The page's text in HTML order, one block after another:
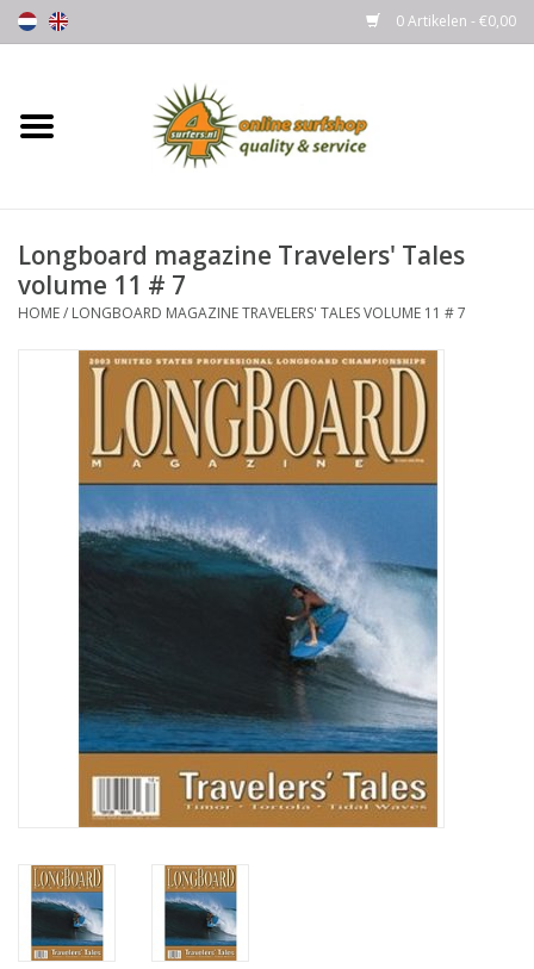
0 Artikelen - €0,00
Home
Wetsuits
Gloves, Caps & Boots
Lycra's & UV protection
Longboard magazine Travelers' Tales
volume 11 # 7
HOME/ LONGBOARD MAGAZINE TRAVELERS' TALES VOLUME 11 # 7